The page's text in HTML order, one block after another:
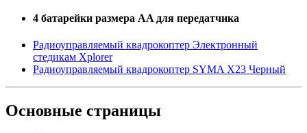
4 батарейки размера AA для передатчика
Радиоуправляемый квадрокоптер Электронный
стедикам Xplorer
Радиоуправляемый квадрокоптер SYMA X23 Черный
Основные страницы